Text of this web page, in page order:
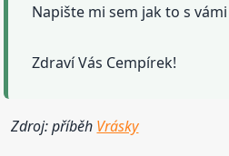
Napište mi sem jak to s
Zdraví Vás Cempírek!
Zdroj: příběh Vrásky